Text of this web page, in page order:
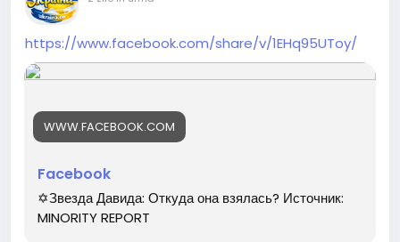
https://www.facebook.com/share/v/1EHq95UToy/
WWW.FACEBOOK.COM
Facebook
✡️Звезда Давида: Откуда она взялась? Источник:
MINORITY REPORT